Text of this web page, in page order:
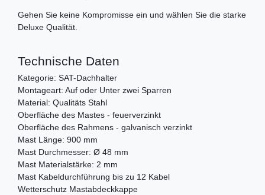
Gehen Sie keine Kompromisse ein und wählen Sie die starke
Deluxe Qualität.
Technische Daten
Kategorie: SAT-Dachhalter
Montageart: Auf oder Unter zwei Sparren
Material: Qualitäts Stahl
Oberfläche des Mastes - feuerverzinkt
Oberfläche des Rahmens - galvanisch verzinkt
Mast Länge: 900 mm
Mast Durchmesser: Ø 48 mm
Mast Materialstärke: 2 mm
Mast Kabeldurchführung bis zu 12 Kabel
Wetterschutz Mastabdeckkappe